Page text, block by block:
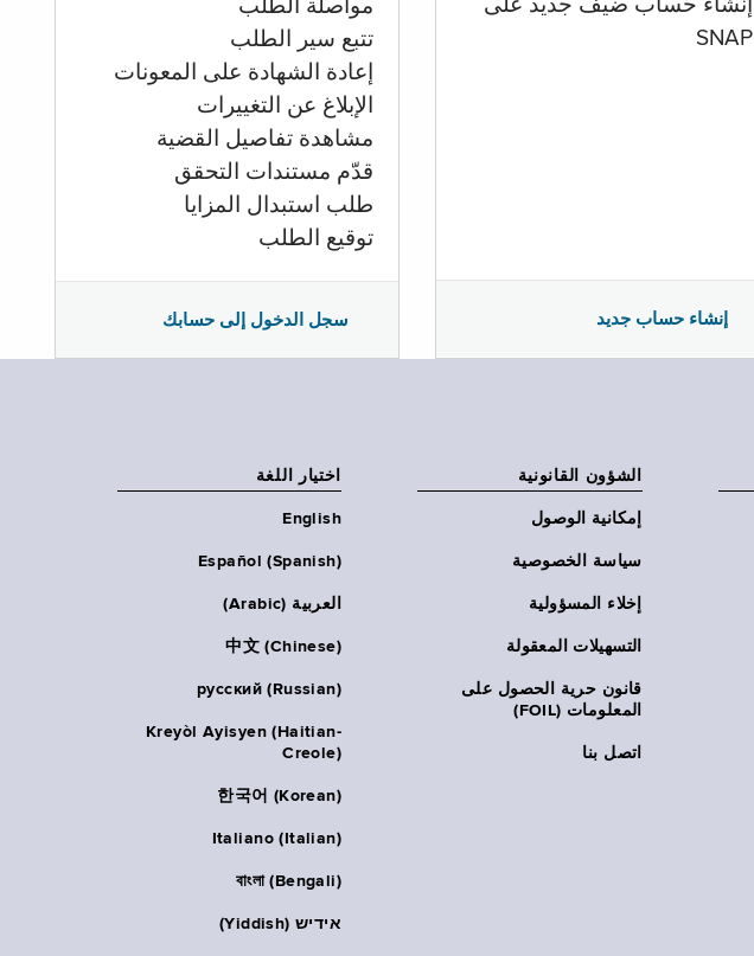
مواصلة الطلب
تتبع سير الطلب
إعادة الشهادة على المعونات
الإبلاغ عن التغييرات
مشاهدة تفاصيل القضية
قدّم مستندات التحقق
طلب استبدال المزايا
توقيع الطلب
سجل الدخول إلى حسابك
إنشاء حساب ضيف جديد على
SNAP
إنشاء حساب جديد
الشؤون القانونية
إمكانية الوصول
سياسة الخصوصية
إخلاء المسؤولية
التسهيلات المعقولة
قانون حرية الحصول على
المعلومات (FOIL)
اتصل بنا
اختيار اللغة
English
Español (Spanish)
العربية (Arabic)
中文 (Chinese)
русский (Russian)
Kreyòl Ayisyen (Haitian-
Creole)
한국어 (Korean)
Italiano (Italian)
বাংলা (Bengali)
אידיש (Yiddish)